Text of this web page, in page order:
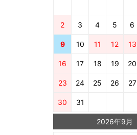
2 3 4 5 6
9 10 11 12 13
16 17 18 19 20
23 24 25 26 27
30 31
2026年9月